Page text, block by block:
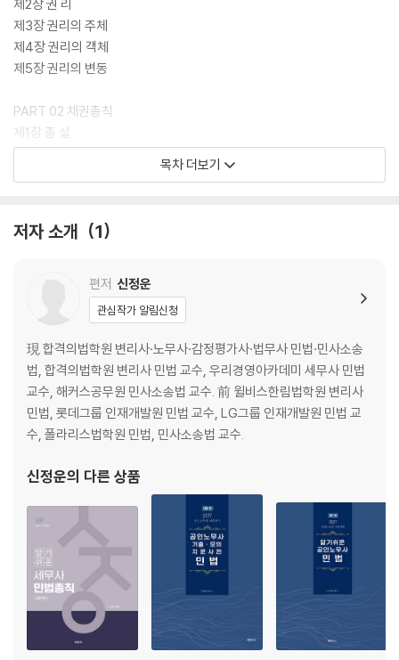
제2장 권 리
제3장 권리의 주체
제4장 권리의 객체
제5장 권리의 변동
PART 02 채권총칙
제1장 총 설
제2장 채권의 목적
제6장 채권의 소멸
PART 03 채권각칙
제1장 계약 총칙
제2장 계약 각칙
제3장 사무관리
제4장 부당이득
제5장 불법행위
목차 더보기
저자 소개 1
편저 신정운
관심작가 알림신청
現 합격의법학원 변리사·노무사·감정평가사·법무사 민법·민사소송
법, 합격의법학원 변리사 민법 교수, 우리경영아카데미 세무사 민법
교수, 해커스공무원 민사소송법 교수. 前 윌비스한림법학원 변리사
민법, 롯데그룹 인재개발원 민법 교수, LG그룹 인재개발원 민법 교
수, 폴라리스법학원 민법, 민사소송법 교수.
신정운의 다른 상품